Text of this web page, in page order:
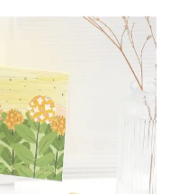
加入購物車